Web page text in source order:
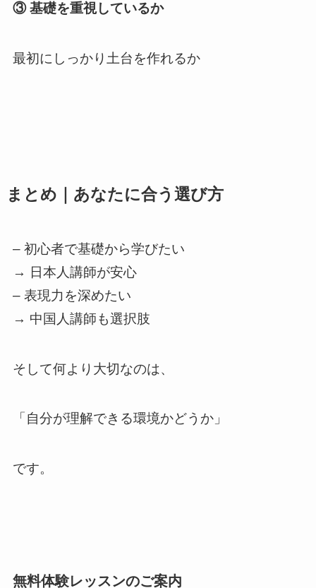
③ 基礎を重視しているか
最初にしっかり土台を作れるか
まとめ｜あなたに合う選び方
– 初心者で基礎から学びたい
→ 日本人講師が安心
– 表現力を深めたい
→ 中国人講師も選択肢
そして何より大切なのは、
「自分が理解できる環境かどうか」
です。
無料体験レッスンのご案内